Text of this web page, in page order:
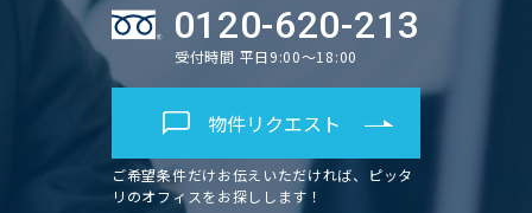
0120-620-213
受付時間 平日9:00～18:00
物件リクエスト
ご希望条件だけお伝えいただければ、ピッタ
リのオフィスをお探しします！